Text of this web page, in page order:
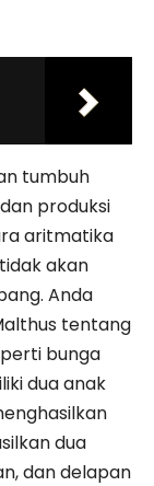
tumbuh
produksi
aritmatika
akan
Anda
tentang
bunga
dua anak
dua
dan delapan